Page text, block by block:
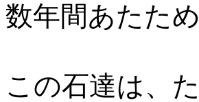
数年間あたた
この石達は、